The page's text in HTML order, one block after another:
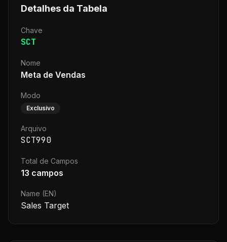
Detalhes da Tabela
Chave
SCT
Nome
Meta de Vendas
Modo
Exclusivo
Arquivo
SCT990
Total de Campos
13 campos
Name (EN)
Sales Target